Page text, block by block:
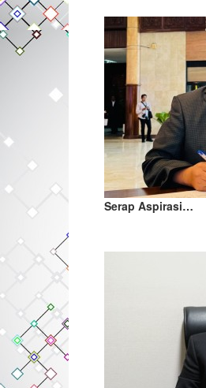
Serap Aspirasi…